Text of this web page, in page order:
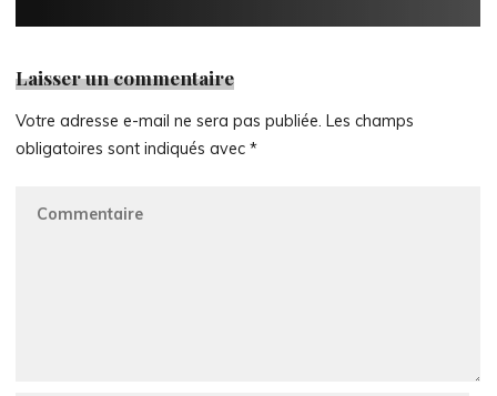
Laisser un commentaire
Votre adresse e-mail ne sera pas publiée. Les champs
obligatoires sont indiqués avec*